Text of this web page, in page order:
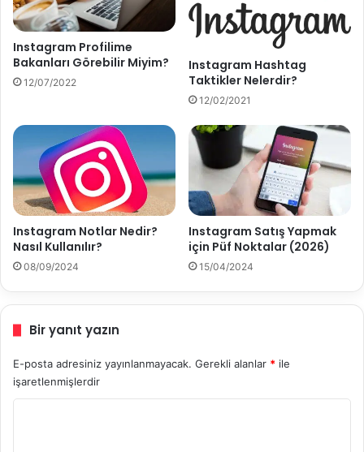
s
ı
Y
p
ı
?
Instagram Profilime
Bakanları Görebilir Miyim?
12/07/2022
Instagram Hashtag
Taktikler Nelerdir?
12/02/2021
Instagram Notlar Nedir?
Nasıl Kullanılır?
08/09/2024
Instagram Satış Yapmak
için Püf Noktalar (2026)
15/04/2024
Bir yanıt yazın
E-posta adresiniz yayınlanmayacak. Gerekli alanlar * ile
işaretlenmişlerdir